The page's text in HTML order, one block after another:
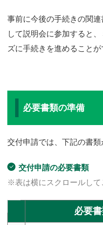
事前に今後の手続きの関
して説明会に参加すると
ズに手続きを進めることが
必要書類の準備
交付申請では、下記の書類
交付申請の必要書類
※表は横にスクロールして
必要